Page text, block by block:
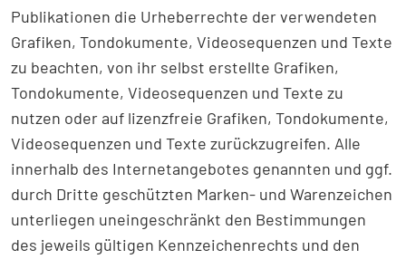
Publikationen die Urheberrechte der verwendeten
Grafiken, Tondokumente, Videosequenzen und Texte
zu beachten, von ihr selbst erstellte Grafiken,
Tondokumente, Videosequenzen und Texte zu
nutzen oder auf lizenzfreie Grafiken, Tondokumente,
Videosequenzen und Texte zurückzugreifen. Alle
innerhalb des Internetangebotes genannten und ggf.
durch Dritte geschützten Marken- und Warenzeichen
unterliegen uneingeschränkt den Bestimmungen
des jeweils gültigen Kennzeichenrechts und den